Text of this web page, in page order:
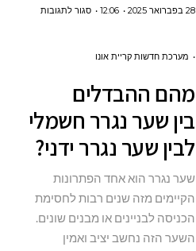
28 בפברואר 2025 12:06 סגור לתגובותעל
לבין שער
ידני?
מערכת חדשות קריית אונו
מהם ההבדלים
בין שער נגרר חשמלי
לבין שער נגרר ידני?
שער נגרר הוא אחד הפתרונות
הקיימים מזה שנים רבות לחסימת
הכניסה לבניינים או מבנים שונים.
השער הזה נחשב יציב ואמין